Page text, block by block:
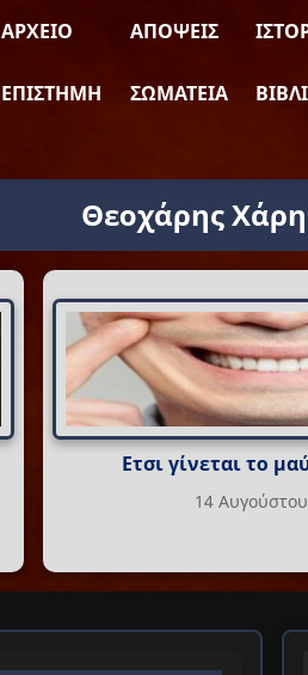
ΑΡΧΕΊΟ ΑΠΌΨΕΙΣ
ΕΠΙΣΤΉΜΗ ΣΩΜΑΤΕΊΑ
Θεοχάρης
Ετσι γίνεται το
14